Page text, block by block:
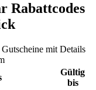
Rabattcodes
mit Details
Gültig
bis